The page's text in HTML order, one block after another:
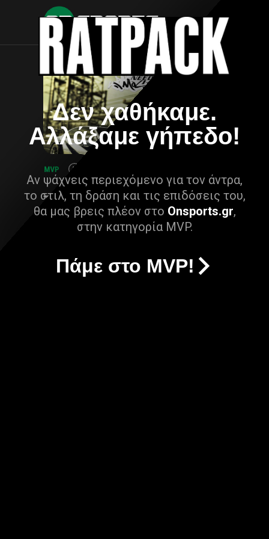
Δεν χαθήκαμε.
Αλλάξαμε γήπεδο!
Αν ψάχνεις περιεχόμενο για τον άντρα,
το στιλ, τη δράση και τις επιδόσεις του,
θα μας βρεις πλέον στο Onsports.gr,
στην κατηγορία MVP.
Πάμε στο MVP!